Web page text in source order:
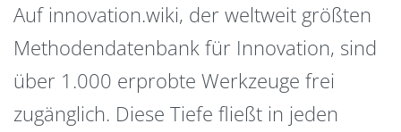
Auf innovation.wiki, der weltweit größten
Methodendatenbank für Innovation, sind
über 1.000 erprobte Werkzeuge frei
zugänglich. Diese Tiefe fließt in jeden